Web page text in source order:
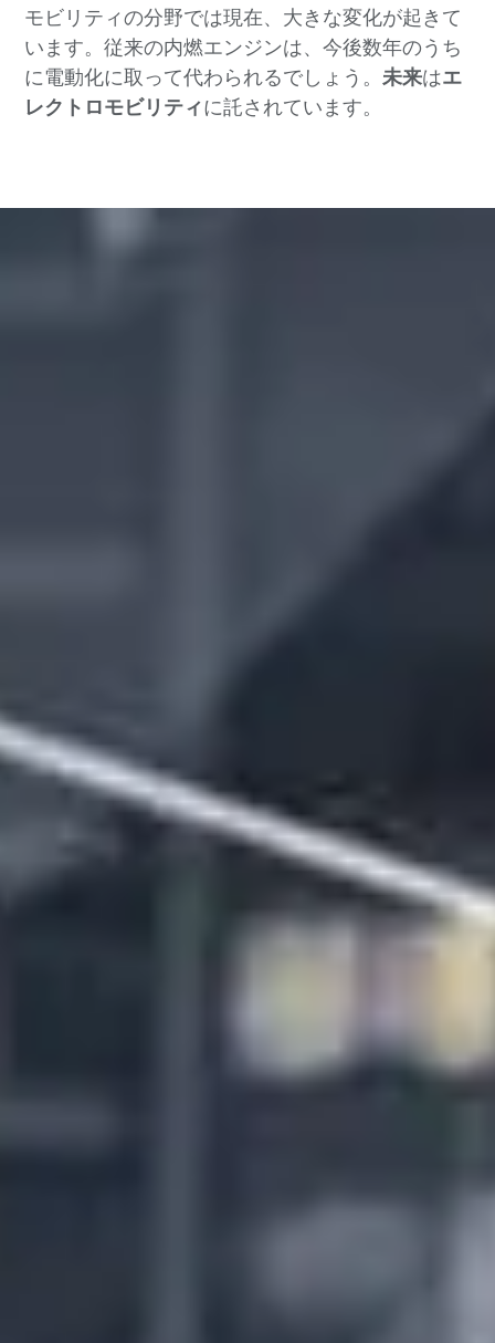
モビリティの分野では現在、大きな変化が起きて
います。従来の内燃エンジンは、今後数年のうち
に電動化に取って代わられるでしょう。未来はエ
レクトロモビリティに託されています。